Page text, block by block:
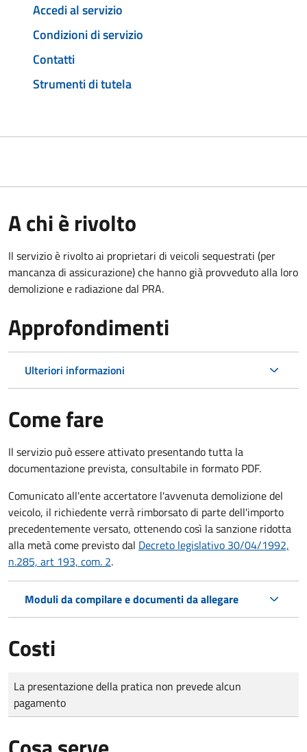
Accedi al servizio
Condizioni di servizio
Contatti
Strumenti di tutela
A chi è rivolto
Il servizio è rivolto ai proprietari di veicoli sequestrati (per
mancanza di assicurazione) che hanno già provveduto alla loro
demolizione e radiazione dal PRA.
Approfondimenti
Ulteriori informazioni
Come fare
Il servizio può essere attivato presentando tutta la
documentazione prevista, consultabile in formato PDF.
Comunicato all'ente accertatore l'avvenuta demolizione del
veicolo, il richiedente verrà rimborsato di parte dell'importo
precedentemente versato, ottenendo così la sanzione ridotta
alla metà come previsto dal Decreto legislativo 30/04/1992,
n.285, art 193, com. 2.
Moduli da compilare e documenti da allegare
Costi
Tipo di pagamento
Importo
La presentazione della pratica non prevede alcun
pagamento